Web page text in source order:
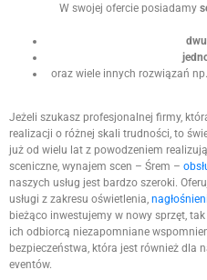
W swojej ofercie posiadamy
oraz wiele innych rozwiązań
Jeżeli szukasz profesjonalnej firmy,
realizacji o różnej skali trudności, to
już od wielu lat z powodzeniem
sceniczne, wynajem scen – Śrem –
naszych usług jest bardzo szeroki.
usługi z zakresu oświetlenia,
bieżąco inwestujemy w nowy sprzęt,
ich odbiorcą niezapomniane
bezpieczeństwa, która jest również dla
eventów.